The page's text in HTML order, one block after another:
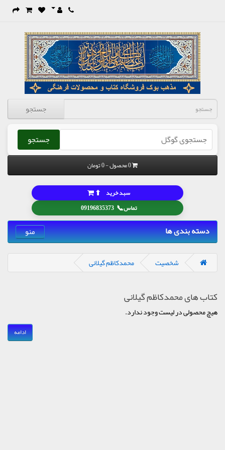
جستجو
جستجو
0 محصول - 0 تومان
تماس📞
09196835373
سبد خرید ⬆
دسته بندی ها منو
شخصیت محمدکاظم گیلانی
کتاب های محمدکاظم گیلانی
هیچ محصولی در لیست وجود ندارد.
ادامه